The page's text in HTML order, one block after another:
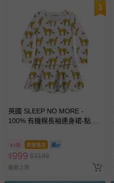
3
英國 SLEEP NO MORE -
100% 有機棉長袖連身裙-點點
83折 即將售完
$999 $1199
最新上架